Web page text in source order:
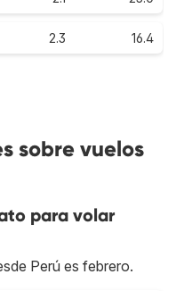
2.3 16.4
sobre vuelos
para volar
Perú es febrero.